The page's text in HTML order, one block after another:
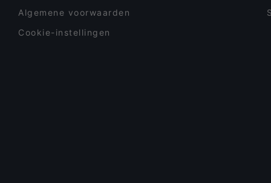
Algemene voorwaarden
Cookie-instellingen